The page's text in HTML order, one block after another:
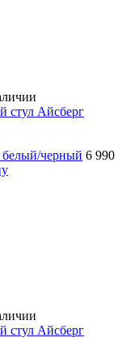
черный 6 990